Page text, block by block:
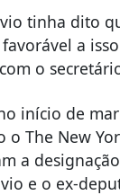
tinha dito
a
o
início de
The New
a
e o ex-